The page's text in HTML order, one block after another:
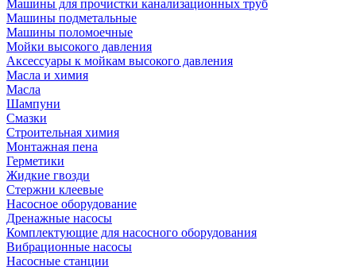
Машины для прочистки канализационных труб
Машины подметальные
Машины поломоечные
Мойки высокого давления
Аксессуары к мойкам высокого давления
Масла и химия
Масла
Шампуни
Смазки
Строительная химия
Монтажная пена
Герметики
Жидкие гвозди
Стержни клеевые
Насосное оборудование
Дренажные насосы
Комплектующие для насосного оборудования
Вибрационные насосы
Насосные станции